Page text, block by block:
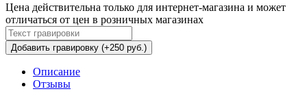
Цена действительна только для интернет-магазина и может
отличаться от цен в розничных магазинах
Добавить гравировку (+250 руб.)
Описание
Отзывы